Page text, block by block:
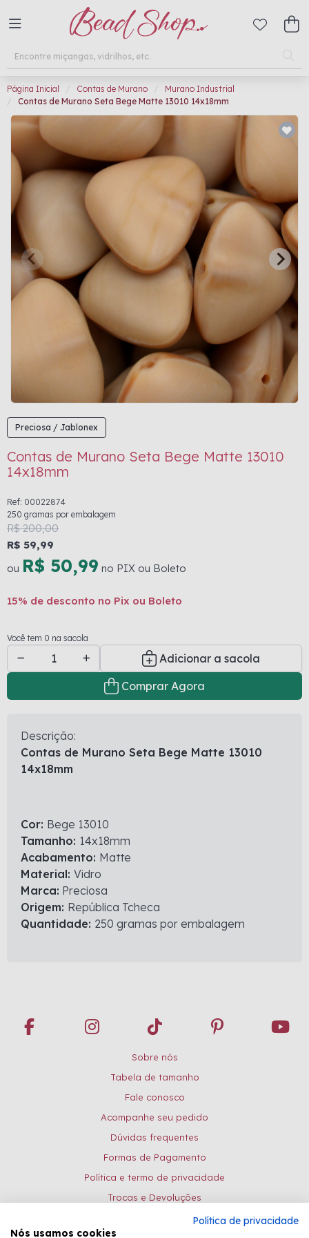
Página Inicial Contas de Murano
Murano Industrial
Contas de Murano Seta Bege Matte 13010 14x18mm
Preciosa / Jablonex
Contas de Murano Seta Bege Matte 13010
14x18mm
Ref: 00022874
250 gramas por embalagem
R$ 200,00
R$ 59,99
ou R$ 50,99 no PIX ou Boleto
15% de desconto no Pix ou Boleto
Você tem 0 na sacola
Adicionar a sacola
Comprar Agora
Descrição:
Contas de Murano Seta Bege Matte 13010
14x18mm
Cor: Bege 13010
Tamanho: 14x18mm
Acabamento: Matte
Material: Vidro
Marca: Preciosa
Origem: República Tcheca
Quantidade: 250 gramas por embalagem
Sobre nós
Tabela de tamanho
Fale conosco
Acompanhe seu pedido
Dúvidas frequentes
Formas de Pagamento
Política e termo de privacidade
Trocas e Devoluções
Formas de pagamento:Política de privacidade
Nós usamos cookies